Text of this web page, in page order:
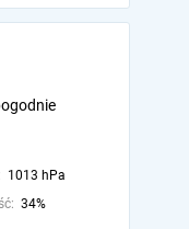
1013 hPa
34%